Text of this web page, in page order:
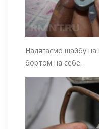
Надягаємо шайбу
бортом на себе.